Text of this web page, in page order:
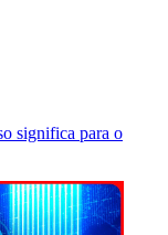
significa para o